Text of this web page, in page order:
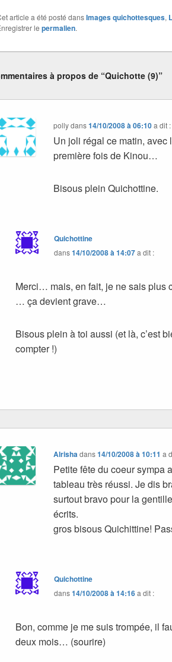
article a été posté dansImages quichottesques,
le permalien.
à propos de “Quichotte (9)”
pollydans14/10/2008 à 06:10a dit :
Un joli régal ce matin, avec
première fois de Kinou…
Bisous plein Quichottine.
Quichottine
dans14/10/2008 à 14:07a dit :
Merci… mais, en fait, je ne sais plus
… ça devient grave…
Bisous plein à toi aussi (et là, c’est
compter !)
Alrishadans14/10/2008 à 10:11 a
Petite fête du coeur sympa
tableau très réussi. Je dis
surtout bravo pour la
écrits.
gros bisous Quichittine!
Quichottine
dans14/10/2008 à 14:16a dit :
Bon, comme je me suis trompée, il
deux mois… (sourire)